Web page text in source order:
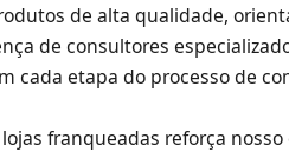
de alta qualidade,
de consultores
cada etapa do processo de
lojas franqueadas reforça